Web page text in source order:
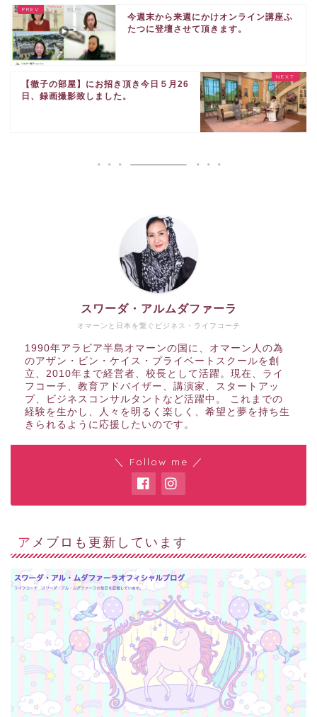
今週末から来週にかけオンライン講座ふ
たつに登壇させて頂きます。
【徹子の部屋】にお招き頂き今日５月26
日、録画撮影致しました。
オマーンと日本を繋ぐビジネス・ライフコーチ
スワーダ・アルムダファーラ
1990年アラビア半島オマーンの国に、オマーン人の為
のアザン・ビン・ケイス・プライベートスクールを創
立、2010年まで経営者、校長として活躍。現在、ライ
フコーチ、教育アドバイザー、講演家、スタートアッ
プ、ビジネスコンサルタントなど活躍中。 これまでの
経験を生かし、人々を明るく楽しく、希望と夢を持ち生
きられるように応援したいのです。
＼ Follow me ／
アメブロも更新しています